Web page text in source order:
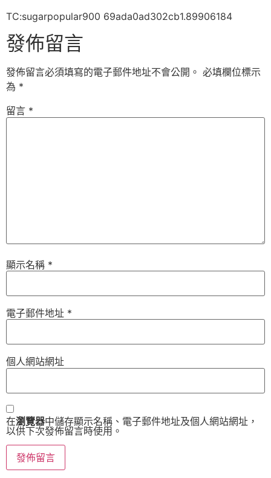
TC:sugarpopular900 69ada0ad302cb1.89906184
發佈留言
發佈留言必須填寫的電子郵件地址不會公開。 必填欄位標示
為 *
留言 *
顯示名稱 *
電子郵件地址 *
個人網站網址
在瀏覽器中儲存顯示名稱、電子郵件地址及個人網站網址，
以供下次發佈留言時使用。